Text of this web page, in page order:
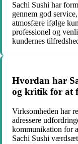
Sachi Sushi har
gennem god
atmosfære ifølge
professionel og
kundernes
Hvordan har
og kritik for at
Virksomheden har
adressere
kommunikation for
Sachi Sushi